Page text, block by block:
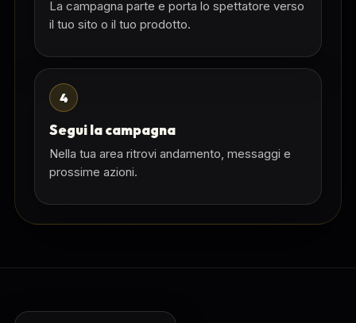
La campagna parte e porta lo spettatore verso
il tuo sito o il tuo prodotto.
4
Segui la campagna
Nella tua area ritrovi andamento, messaggi e
prossime azioni.